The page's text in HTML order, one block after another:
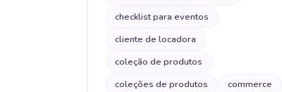
checklist para eventos
cliente de locadora
coleção de produtos
coleções de produtos
commerce